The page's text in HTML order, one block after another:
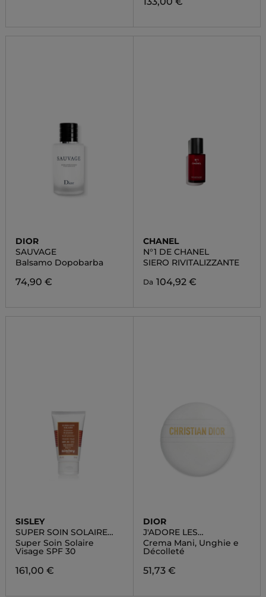
DIOR
SAUVAGE
Balsamo Dopobarba
74,90 €
CHANEL
N°1 DE CHANEL
SIERO RIVITALIZZANTE
Da 104,92 €
SISLEY
SUPER SOIN SOLAIRE
VISAGE SPF 30
Super Soin Solaire
Visage SPF 30
161,00 €
DIOR
J'ADORE LES
ADORABLES
Crema Mani, Unghie e
Décolleté
51,73 €